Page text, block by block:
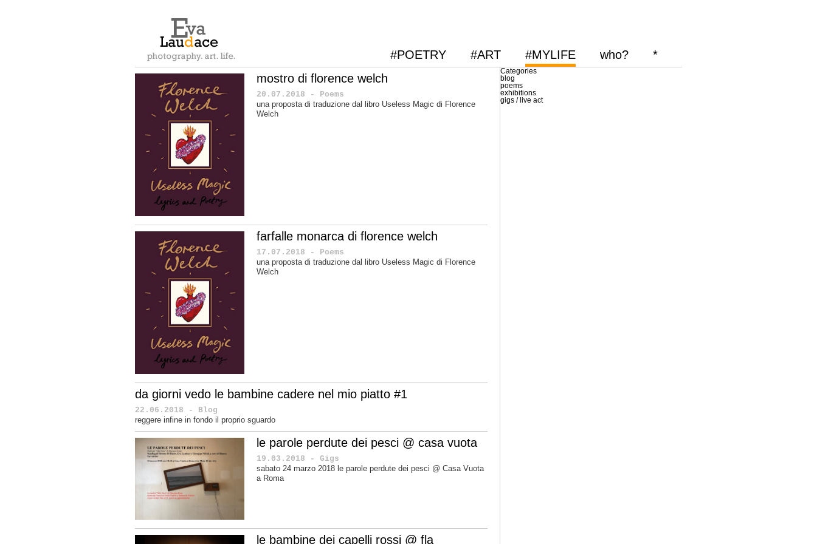
#POETRY #ART #MYLIFE who?
*
mostro di florence welch
20.07.2018 - Poems
una proposta di traduzione dal libro Useless Magic di Florence
Welch
farfalle monarca di florence welch
17.07.2018 - Poems
una proposta di traduzione dal libro Useless Magic di Florence
Welch
da giorni vedo le bambine cadere nel mio piatto #1
22.06.2018 - Blog
reggere infine in fondo il proprio sguardo
le parole perdute dei pesci @ casa vuota
19.03.2018 - Gigs
sabato 24 marzo 2018 le parole perdute dei pesci @ Casa Vuota
a Roma
le bambine dei capelli rossi @ fla
Categories
blog
poems
exhibitions
gigs / live act